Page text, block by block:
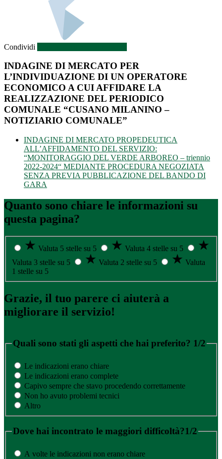
Condividi
INDAGINE DI MERCATO PER
L’INDIVIDUAZIONE DI UN OPERATORE
ECONOMICO A CUI AFFIDARE LA
REALIZZAZIONE DEL PERIODICO
COMUNALE “CUSANO MILANINO –
NOTIZIARIO COMUNALE”
INDAGINE DI MERCATO PROPEDEUTICA
ALL’AFFIDAMENTO DEL SERVIZIO:
“MONITORAGGIO DEL VERDE ARBOREO – triennio
2022-2024“ MEDIANTE PROCEDURA NEGOZIATA
SENZA PREVIA PUBBLICAZIONE DEL BANDO DI
GARA
Quanto sono chiare le informazioni su
questa pagina?
Valuta 5 stelle su 5
Valuta 4 stelle su 5
Valuta 3 stelle su 5
Valuta 2 stelle su 5
Valuta
1 stelle su 5
Grazie, il tuo parere ci aiuterà a
migliorare il servizio!
Quali sono stati gli aspetti che hai preferito? 1/2
Le indicazioni erano chiare
Le indicazioni erano complete
Capivo sempre che stavo procedendo correttamente
Non ho avuto problemi tecnici
Altro
Dove hai incontrato le maggiori difficoltà?1/2
A volte le indicazioni non erano chiare